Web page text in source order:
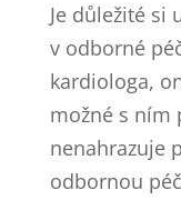
Je důležité si
v odborné
kardiologa,
možné s ním
nenahrazuje
odbornou